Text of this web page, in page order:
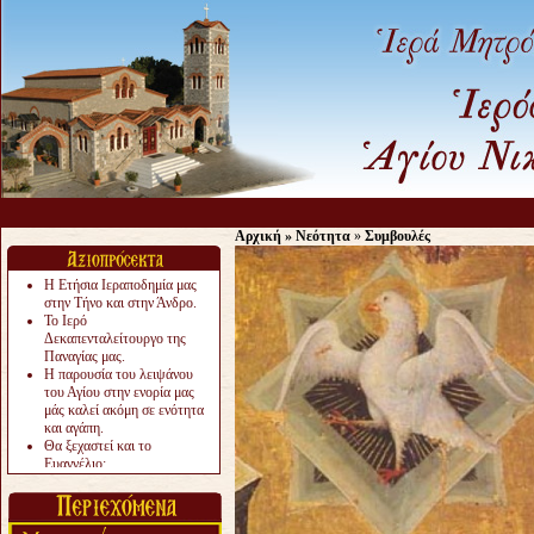
Η Ετήσια Ιεραποδημία μας
στην Τήνο και στην Άνδρο.
Το Ιερό
Δεκαπενταλείτουργο της
Παναγίας μας.
Η παρουσία του λειψάνου
του Αγίου στην ενορία μας
μάς καλεί ακόμη σε ενότητα
και αγάπη.
Θα ξεχαστεί και το
Ευαγγέλιο;
«πολύ αργά».
Ζητείται....
Αρχική » Νεότητα » Συμβουλές